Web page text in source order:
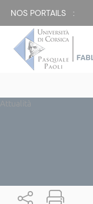
NOS PORTAILS :
Attualità